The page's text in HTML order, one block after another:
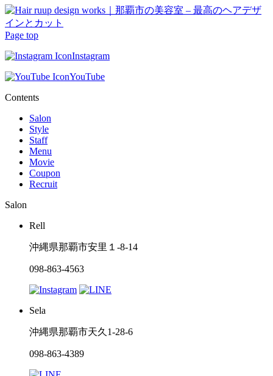
Page top
Instagram
YouTube
Contents
Salon
Style
Staff
Menu
Movie
Coupon
Recruit
Salon
Rell
沖縄県那覇市安里１-8-14
098-863-4563
Sela
沖縄県那覇市天久1-28-6
098-863-4389